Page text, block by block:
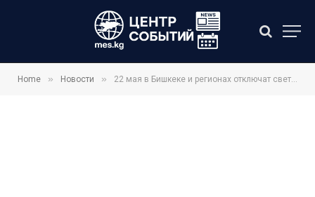
Home » Новости » 22 мая в Бишкеке и регионах отключат свет: график